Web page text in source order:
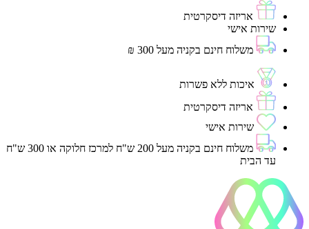
אריזה דיסקרטית
שירות אישי
משלוח חינם בקניה מעל 300 ₪
איכות ללא פשרות
אריזה דיסקרטית
שירות אישי
משלוח חינם בקניה מעל 200 ש"ח למרכז חלוקה או 300 ש"ח
עד הבית